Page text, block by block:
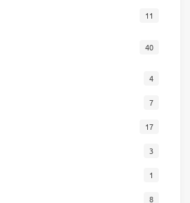
11
40
4
7
17
3
1
8